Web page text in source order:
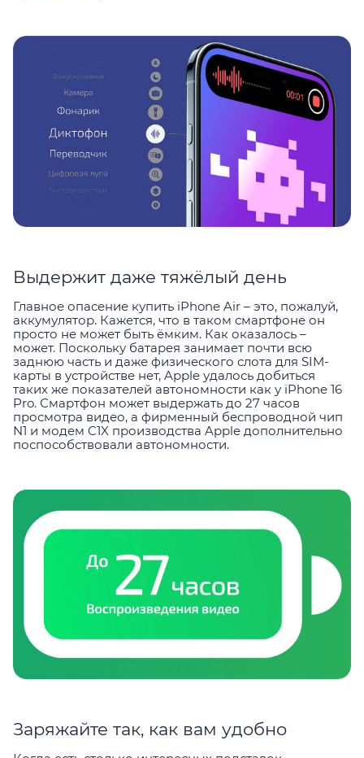
Выдержит даже тяжёлый день
Главное опасение купить iPhone Air – это, пожалуй,
аккумулятор. Кажется, что в таком смартфоне он
просто не может быть ёмким. Как оказалось –
может. Поскольку батарея занимает почти всю
заднюю часть и даже физического слота для SIM-
карты в устройстве нет, Apple удалось добиться
таких же показателей автономности как у iPhone 16
Pro. Смартфон может выдержать до 27 часов
просмотра видео, а фирменный беспроводной чип
N1 и модем C1X производства Apple дополнительно
поспособствовали автономности.
Заряжайте так, как вам удобно